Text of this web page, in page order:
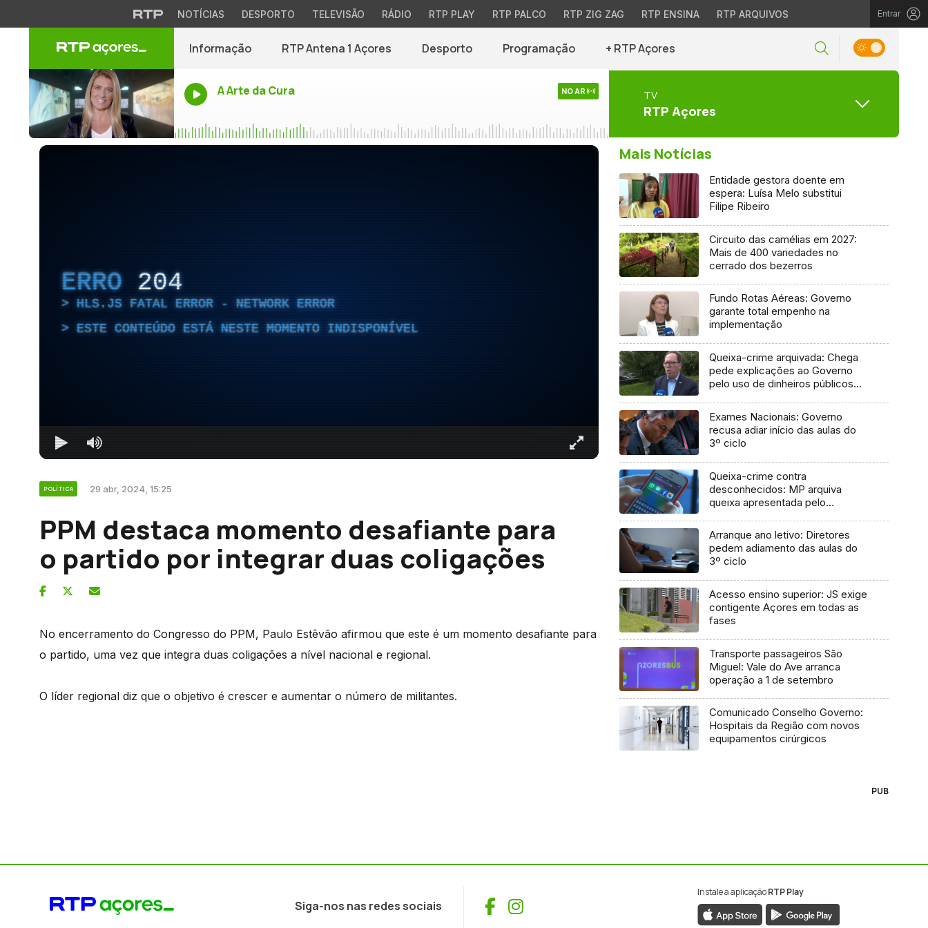
NOTÍCIAS DESPORTO TELEVISÃO RÁDIO RTP PLAY RTP PALCO RTP ZIG ZAG RTP ENSINA RTP ARQUIVOS Entrar
Informação RTP Antena 1 Açores Desporto Programação + RTP Açores
A Arte da Cura NO AR TV
RTP Açores
ERRO 204
HLS.JS FATAL ERROR - NETWORK ERROR
ESTE CONTEÚDO ESTÁ NESTE MOMENTO INDISPONÍVEL
POLÍTICA 29 abr, 2024, 15:25
PPM destaca momento desafiante para
o partido por integrar duas coligações
No encerramento do Congresso do PPM, Paulo Estêvão afirmou que este é um momento desafiante para
o partido, uma vez que integra duas coligações a nível nacional e regional.
O líder regional diz que o objetivo é crescer e aumentar o número de militantes.
Mais Notícias
Entidade gestora doente em
espera: Luísa Melo substitui
Filipe Ribeiro
Circuito das camélias em 2027:
Mais de 400 variedades no
cerrado dos bezerros
Fundo Rotas Aéreas: Governo
garante total empenho na
implementação
Queixa-crime arquivada: Chega
pede explicações ao Governo
pelo uso de dinheiros públicos
Exames Nacionais: Governo
recusa adiar início das aulas do
3º ciclo
Queixa-crime contra
desconhecidos: MP arquiva
queixa apresentada pelo
Arranque ano letivo: Diretores
pedem adiamento das aulas do
3º ciclo
Acesso ensino superior: JS exige
contigente Açores em todas as
fases
Transporte passageiros São
Miguel: Vale do Ave arranca
operação a 1 de setembro
Comunicado Conselho Governo:
Hospitais da Região com novos
equipamentos cirúrgicos
PUB
Siga-nos nas redes sociais Facebook
Instagram
Instale a aplicaçãoRTP Play